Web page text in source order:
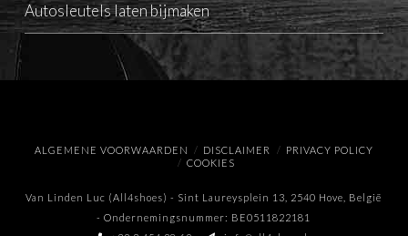
Autosleutels laten bijmaken
ALGEMENE VOORWAARDEN DISCLAIMER
PRIVACY POLICY
COOKIES
Van Linden Luc (All4shoes) - Sint Laureysplein 13, 2540 Hove, België
- Ondernemingsnummer: BE0511822181